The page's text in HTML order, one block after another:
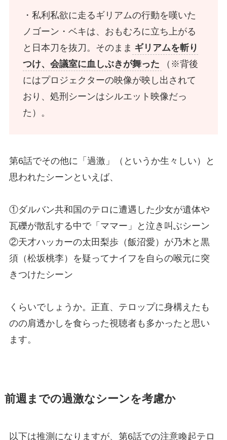
・私利私欲に走るギリアムの行動を嘆いた
ノゴーン・ベキは、おもむろに立ち上がる
と日本刀を抜刀。そのまま ギリアムを斬り
つけ、会議室に血しぶきが舞った
（※背後
にはプロジェクターの映像が映し出されて
おり、処刑シーンはシルエット映像だっ
た）。
第6話でその他に「過激」（というか生々しい）と
思われたシーンといえば、
①ダルバン共和国のテロに遭遇した少女が遺体や
瓦礫が散乱する中で「ママー」と泣き叫ぶシーン
②天才ハッカーの太田梨歩（飯沼愛）が乃木と黒
須（松坂桃李）を疑ってナイフを自らの喉元に突
きつけたシーン
くらいでしょうか。正直、テロップに身構えたも
のの肩透かしを食らった視聴者も多かったと思い
ます。
前週までの過激なシーンを考慮か
以下は推測になりますが、第6話での注意喚起テロ